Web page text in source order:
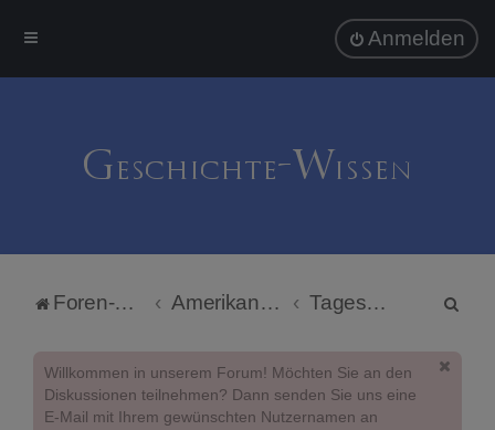
Anmelden
Foren-Übersicht Amerikanische Politik Tagespolitik
Willkommen in unserem Forum! Möchten Sie an den
Diskussionen teilnehmen? Dann senden Sie uns eine
E-Mail mit Ihrem gewünschten Nutzernamen an